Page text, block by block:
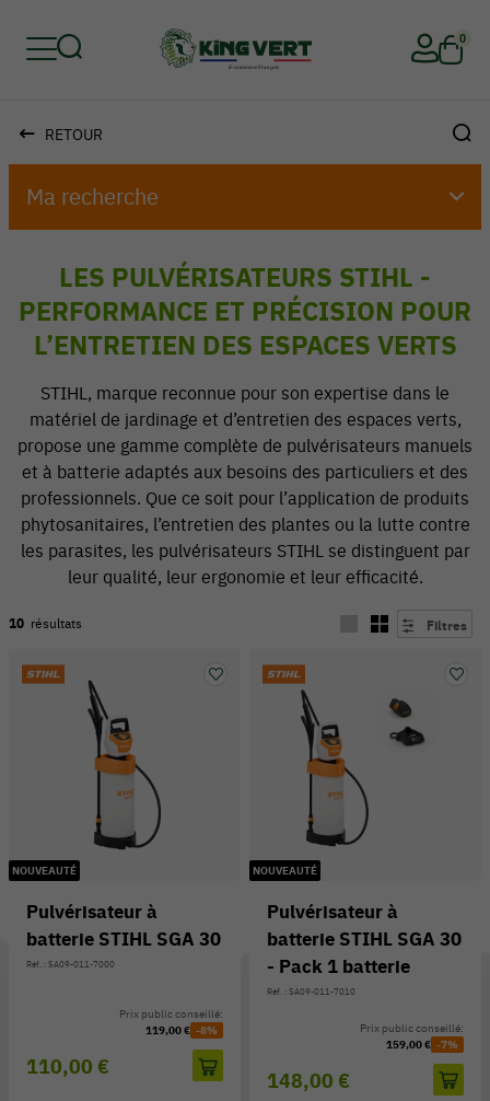
0
RETOUR
Ma recherche
LES PULVÉRISATEURS STIHL -
PERFORMANCE ET PRÉCISION POUR
L’ENTRETIEN DES ESPACES VERTS
STIHL, marque reconnue pour son expertise dans le
matériel de jardinage et d’entretien des espaces verts,
propose une gamme complète de pulvérisateurs manuels
et à batterie adaptés aux besoins des particuliers et des
professionnels. Que ce soit pour l’application de produits
phytosanitaires, l’entretien des plantes ou la lutte contre
les parasites, les pulvérisateurs STIHL se distinguent par
leur qualité, leur ergonomie et leur efficacité.
10 résultats Filtres
NOUVEAUTÉ
Pulvérisateur à
batterie STIHL SGA 30
Réf. : SA09-011-7000
110,00 €
Prix public conseillé:
119,00 € -8%
NOUVEAUTÉ
Pulvérisateur à
batterie STIHL SGA 30
- Pack 1 batterie
Réf. : SA09-011-7010
148,00 €
Prix public conseillé:
159,00 € -7%